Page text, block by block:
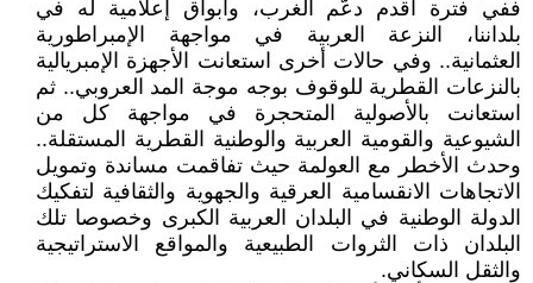
ففي فترة أقدم دعّم الغرب، وأبواق إعلامية له في
بلداننا، النزعة العربية في مواجهة الإمبراطورية
العثمانية.. وفي حالات أخرى استعانت الأجهزة الإمبريالية
بالنزعات القطرية للوقوف بوجه موجة المد العروبي.. ثم
استعانت بالأصولية المتحجرة في مواجهة كل من
الشيوعية والقومية العربية والوطنية القطرية المستقلة..
وحدث الأخطر مع العولمة حيث تفاقمت مساندة وتمويل
الاتجاهات الانقسامية العرقية والجهوية والثقافية لتفكيك
الدولة الوطنية في البلدان العربية الكبرى وخصوصا تلك
البلدان ذات الثروات الطبيعية والمواقع الاستراتيجية
والثقل السكاني.